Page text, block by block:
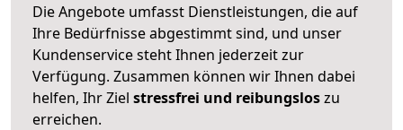
Die Angebote umfasst Dienstleistungen, die auf
Ihre Bedürfnisse abgestimmt sind, und unser
Kundenservice steht Ihnen jederzeit zur
Verfügung. Zusammen können wir Ihnen dabei
helfen, Ihr Ziel stressfrei und reibungsloszu
erreichen.